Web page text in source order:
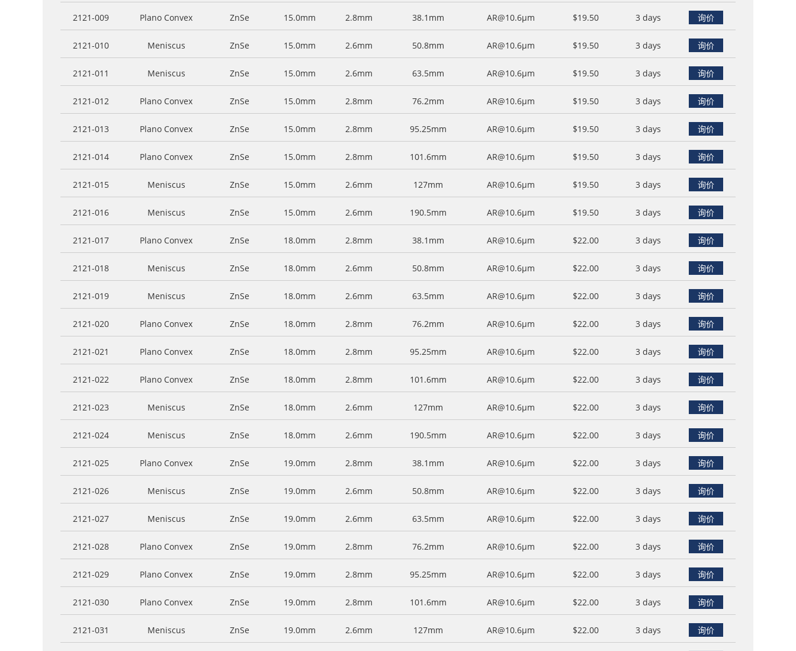
2121-009 Plano Convex ZnSe 15.0mm 2.8mm 38.1mm AR@10.6μm $19.50 3 days 询价
2121-010 Meniscus ZnSe 15.0mm 2.6mm 50.8mm AR@10.6μm $19.50 3 days 询价
2121-011 Meniscus ZnSe 15.0mm 2.6mm 63.5mm AR@10.6μm $19.50 3 days 询价
2121-012 Plano Convex ZnSe 15.0mm 2.8mm 76.2mm AR@10.6μm $19.50 3 days 询价
2121-013 Plano Convex ZnSe 15.0mm 2.8mm 95.25mm AR@10.6μm $19.50 3 days 询价
2121-014 Plano Convex ZnSe 15.0mm 2.8mm 101.6mm AR@10.6μm $19.50 3 days 询价
2121-015 Meniscus ZnSe 15.0mm 2.6mm 127mm AR@10.6μm $19.50 3 days 询价
2121-016 Meniscus ZnSe 15.0mm 2.6mm 190.5mm AR@10.6μm $19.50 3 days 询价
2121-017 Plano Convex ZnSe 18.0mm 2.8mm 38.1mm AR@10.6μm $22.00 3 days 询价
2121-018 Meniscus ZnSe 18.0mm 2.6mm 50.8mm AR@10.6μm $22.00 3 days 询价
2121-019 Meniscus ZnSe 18.0mm 2.6mm 63.5mm AR@10.6μm $22.00 3 days 询价
2121-020 Plano Convex ZnSe 18.0mm 2.8mm 76.2mm AR@10.6μm $22.00 3 days 询价
2121-021 Plano Convex ZnSe 18.0mm 2.8mm 95.25mm AR@10.6μm $22.00 3 days 询价
2121-022 Plano Convex ZnSe 18.0mm 2.8mm 101.6mm AR@10.6μm $22.00 3 days 询价
2121-023 Meniscus ZnSe 18.0mm 2.6mm 127mm AR@10.6μm $22.00 3 days 询价
2121-024 Meniscus ZnSe 18.0mm 2.6mm 190.5mm AR@10.6μm $22.00 3 days 询价
2121-025 Plano Convex ZnSe 19.0mm 2.8mm 38.1mm AR@10.6μm $22.00 3 days 询价
2121-026 Meniscus ZnSe 19.0mm 2.6mm 50.8mm AR@10.6μm $22.00 3 days 询价
2121-027 Meniscus ZnSe 19.0mm 2.6mm 63.5mm AR@10.6μm $22.00 3 days 询价
2121-028 Plano Convex ZnSe 19.0mm 2.8mm 76.2mm AR@10.6μm $22.00 3 days 询价
2121-029 Plano Convex ZnSe 19.0mm 2.8mm 95.25mm AR@10.6μm $22.00 3 days 询价
2121-030 Plano Convex ZnSe 19.0mm 2.8mm 101.6mm AR@10.6μm $22.00 3 days 询价
2121-031 Meniscus ZnSe 19.0mm 2.6mm 127mm AR@10.6μm $22.00 3 days 询价